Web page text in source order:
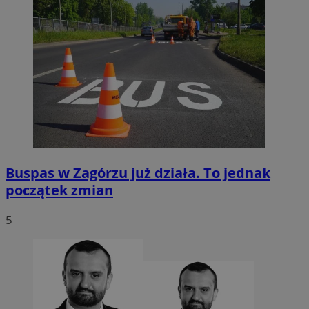
Buspas w Zagórzu już działa. To jednak
początek zmian
5